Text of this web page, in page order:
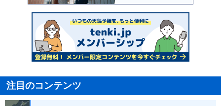
注目のコンテンツ